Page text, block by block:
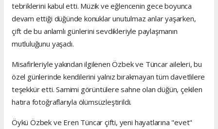
tebriklerini kabul etti. Müzik ve eğlencenin gece boyunca
devam ettiği düğünde konuklar unutulmaz anlar yaşarken,
çift de bu anlamlı günlerini sevdikleriyle paylaşmanın
mutluluğunu yaşadı.
Misafirleriyle yakından ilgilenen Özbek ve Tüncar aileleri, bu
özel günlerinde kendilerini yalnız bırakmayan tüm davetlilere
teşekkür etti. Samimi görüntülere sahne olan düğün, çekilen
hatıra fotoğraflarıyla ölümsüzleştirildi.
Öykü Özbek ve Eren Tüncar çifti, yeni hayatlarına "evet"